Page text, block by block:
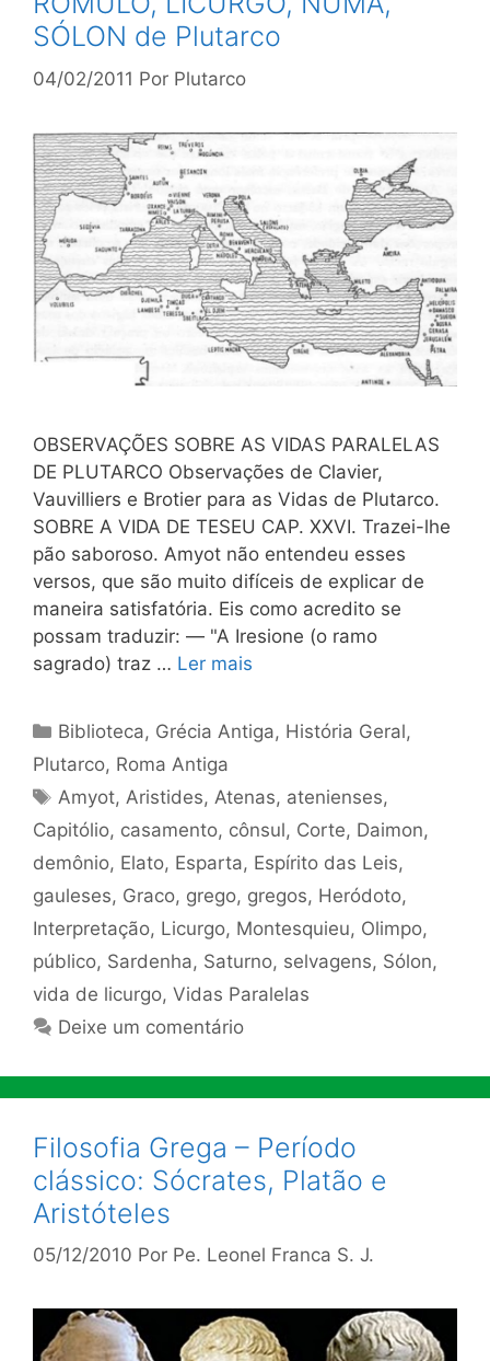
SÓLON de Plutarco
04/02/2011 Por Plutarco
OBSERVAÇÕES SOBRE AS VIDAS PARALELAS
DE PLUTARCO Observações de Clavier,
Vauvilliers e Brotier para as Vidas de Plutarco.
SOBRE A VIDA DE TESEU CAP. XXVI. Trazei-lhe
pão saboroso. Amyot não entendeu esses
versos, que são muito difíceis de explicar de
maneira satisfatória. Eis como acredito se
possam traduzir: — "A Iresione (o ramo
sagrado) traz … Ler mais
Categorias
Biblioteca, Grécia Antiga, História Geral,
Plutarco, Roma Antiga
Tags
Amyot, Aristides, Atenas, atenienses,
Capitólio, casamento, cônsul, Corte, Daimon,
demônio, Elato, Esparta, Espírito das Leis,
gauleses, Graco, grego, gregos, Heródoto,
Interpretação, Licurgo, Montesquieu, Olimpo,
público, Sardenha, Saturno, selvagens, Sólon,
vida de licurgo, Vidas Paralelas
Deixe um comentário
Filosofia Grega – Período
clássico: Sócrates, Platão e
Aristóteles
05/12/2010 Por Pe. Leonel Franca S. J.